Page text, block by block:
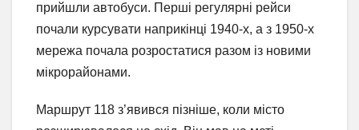
прийшли автобуси. Перші регулярні рейси
почали курсувати наприкінці 1940-х, а з 1950-х
мережа почала розростатися разом із новими
мікрорайонами.
Маршрут 118 з’явився пізніше, коли місто